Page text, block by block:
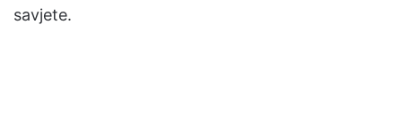
savjete.